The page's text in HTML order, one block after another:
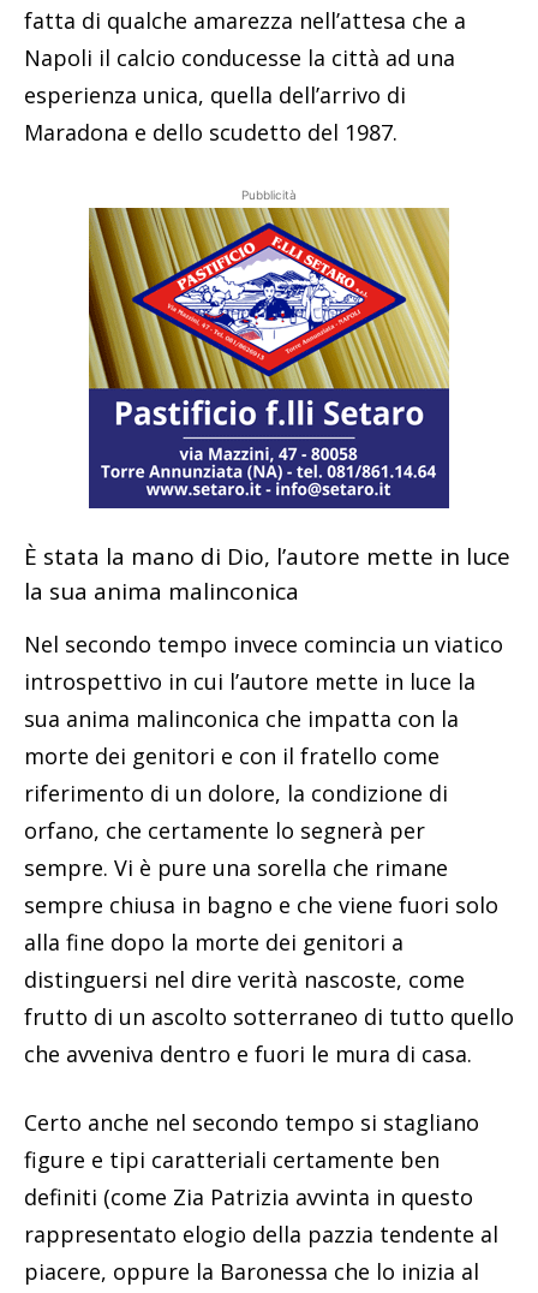
fatta di qualche amarezza nell’attesa che a
Napoli il calcio conducesse la città ad una
esperienza unica, quella dell’arrivo di
Maradona e dello scudetto del 1987.
Pubblicità
È stata la mano di Dio, l’autore mette in luce
la sua anima malinconica
Nel secondo tempo invece comincia un viatico
introspettivo in cui l’autore mette in luce la
sua anima malinconica che impatta con la
morte dei genitori e con il fratello come
riferimento di un dolore, la condizione di
orfano, che certamente lo segnerà per
sempre. Vi è pure una sorella che rimane
sempre chiusa in bagno e che viene fuori solo
alla fine dopo la morte dei genitori a
distinguersi nel dire verità nascoste, come
frutto di un ascolto sotterraneo di tutto quello
che avveniva dentro e fuori le mura di casa.
Certo anche nel secondo tempo si stagliano
figure e tipi caratteriali certamente ben
definiti (come Zia Patrizia avvinta in questo
rappresentato elogio della pazzia tendente al
piacere, oppure la Baronessa che lo inizia al